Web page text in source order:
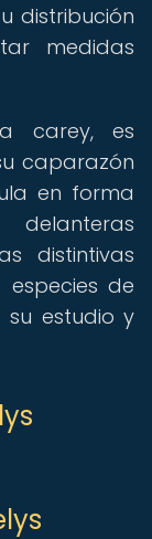
distribución
medidas
carey, es
caparazón
en forma
distintivas
de
estudio y